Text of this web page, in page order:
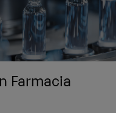
Farmacia